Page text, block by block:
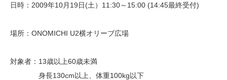
日時：2009年10月19日(土）11:30～15:00 (14:45最終受付)
場所：ONOMICHI U2横オリーブ広場
対象者：13歳以上60歳未満
身長130cm以上、体重100kg以下